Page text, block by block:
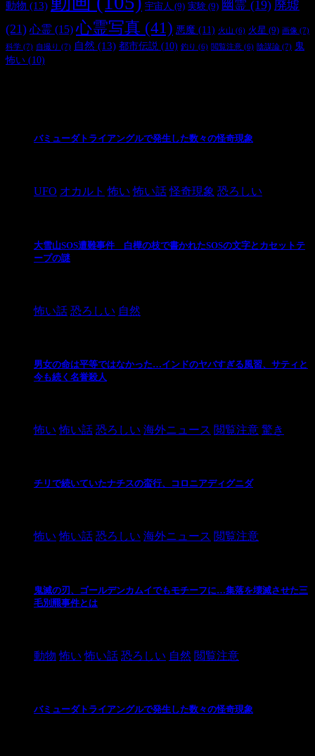
動物 (13) 宇宙人 (9) 実験 (9) 幽霊 (19) 廃墟
(21) 心霊 (15) 心霊写真 (41) 悪魔 (11) 火山 (6) 火星 (9) 画像 (7)
科学 (7) 自撮り (7) 自然 (13) 都市伝説 (10) 釣り (6) 閲覧注意 (6) 陰謀論 (7) 鬼
怖い (10)
バミューダトライアングルで発生した数々の怪奇現象
UFO オカルト 怖い 怖い話 怪奇現象 恐ろしい
大雪山SOS遭難事件 白樺の枝で書かれたSOSの文字とカセットテ
ープの謎
怖い話 恐ろしい 自然
男女の命は平等ではなかった…インドのヤバすぎる風習、サティと
今も続く名誉殺人
怖い 怖い話 恐ろしい 海外ニュース 閲覧注意 驚き
チリで続いていたナチスの蛮行、コロニアディグニダ
怖い 怖い話 恐ろしい 海外ニュース 閲覧注意
鬼滅の刃、ゴールデンカムイでもモチーフに…集落を壊滅させた三
毛別羆事件とは
動物 怖い 怖い話 恐ろしい 自然 閲覧注意
バミューダトライアングルで発生した数々の怪奇現象